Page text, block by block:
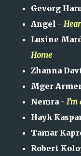
Gevorg
Angel -
Lusine
Home
Zhanna
Mger
Nemra -
Hayk
Tamar
Robert